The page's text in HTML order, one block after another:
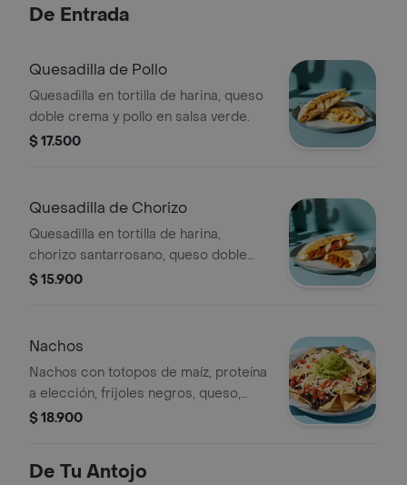
De Entrada
Quesadilla de Pollo
Quesadilla en tortilla de harina, queso
doble crema y pollo en salsa verde.
$ 17.500
Quesadilla de Chorizo
Quesadilla en tortilla de harina,
chorizo santarrosano, queso doble
crema y salsa verde.
$ 15.900
Nachos
Nachos con totopos de maíz, proteína
a elección, frijoles negros, queso,
guacamole y pico de gallo.
$ 18.900
De Tu Antojo